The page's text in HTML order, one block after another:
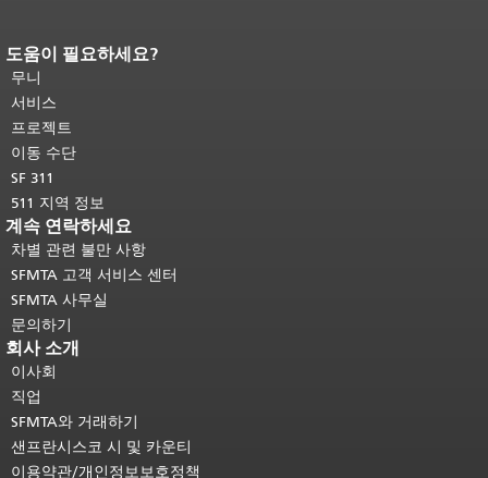
페이지 내용 끝입니다.이 페이지의 나
머지 내용은 모든 페이지에 반복됩니
다.메인 콘텐츠 상단으로 돌아가려면
여기를 클릭하십시오
도움이 필요하세요?
무니
서비스
프로젝트
이동 수단
SF 311
511 지역 정보
계속 연락하세요
차별 관련 불만 사항
SFMTA 고객 서비스 센터
SFMTA 사무실
문의하기
회사 소개
이사회
직업
SFMTA와 거래하기
샌프란시스코 시 및 카운티
이용약관/개인정보보호정책